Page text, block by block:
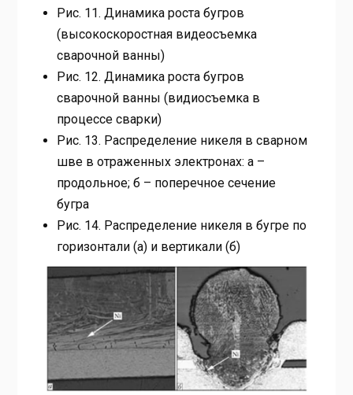
Рис. 11. Динамика роста бугров
(высокоскоростная видеосъемка
сварочной ванны)
Рис. 12. Динамика роста бугров
сварочной ванны (видиосъемка в
процессе сварки)
Рис. 13. Распределение никеля в сварном
шве в отраженных электронах: а –
продольное; б – поперечное сечение
бугра
Рис. 14. Распределение никеля в бугре по
горизонтали (а) и вертикали (б)